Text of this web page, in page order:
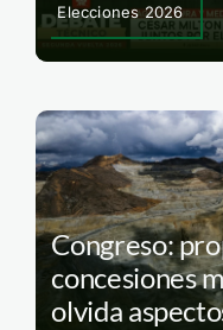
Elecciones 2026
Congreso:
concesiones
olvida